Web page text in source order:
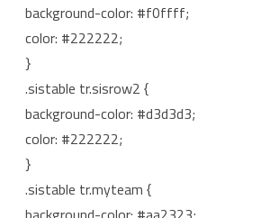
background-color: #f0ffff;
color: #222222;
}
.sistable tr.sisrow2 {
background-color: #d3d3d3;
color: #222222;
}
.sistable tr.myteam {